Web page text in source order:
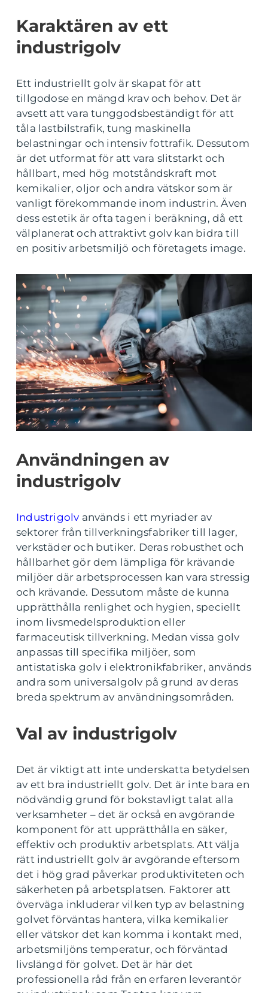
Karaktären av ett
industrigolv
Ett industriellt golv är skapat för att
tillgodose en mängd krav och behov. Det är
avsett att vara tunggodsbeständigt för att
tåla lastbilstrafik, tung maskinella
belastningar och intensiv fottrafik. Dessutom
är det utformat för att vara slitstarkt och
hållbart, med hög motståndskraft mot
kemikalier, oljor och andra vätskor som är
vanligt förekommande inom industrin. Även
dess estetik är ofta tagen i beräkning, då ett
välplanerat och attraktivt golv kan bidra till
en positiv arbetsmiljö och företagets image.
Användningen av
industrigolv
Industrigolv används i ett myriader av
sektorer från tillverkningsfabriker till lager,
verkstäder och butiker. Deras robusthet och
hållbarhet gör dem lämpliga för krävande
miljöer där arbetsprocessen kan vara stressig
och krävande. Dessutom måste de kunna
upprätthålla renlighet och hygien, speciellt
inom livsmedelsproduktion eller
farmaceutisk tillverkning. Medan vissa golv
anpassas till specifika miljöer, som
antistatiska golv i elektronikfabriker, används
andra som universalgolv på grund av deras
breda spektrum av användningsområden.
Val av industrigolv
Det är viktigt att inte underskatta betydelsen
av ett bra industriellt golv. Det är inte bara en
nödvändig grund för bokstavligt talat alla
verksamheter – det är också en avgörande
komponent för att upprätthålla en säker,
effektiv och produktiv arbetsplats. Att välja
rätt industriellt golv är avgörande eftersom
det i hög grad påverkar produktiviteten och
säkerheten på arbetsplatsen. Faktorer att
överväga inkluderar vilken typ av belastning
golvet förväntas hantera, vilka kemikalier
eller vätskor det kan komma i kontakt med,
arbetsmiljöns temperatur, och förväntad
livslängd för golvet. Det är här det
professionella råd från en erfaren leverantör